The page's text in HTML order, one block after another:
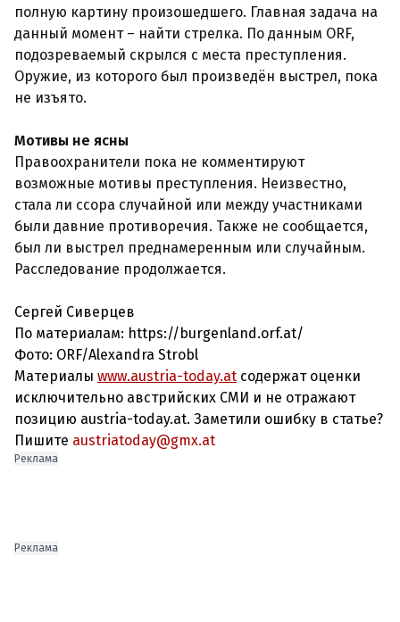
полную картину произошедшего. Главная задача на
данный момент – найти стрелка. По данным ORF,
подозреваемый скрылся с места преступления.
Оружие, из которого был произведён выстрел, пока
не изъято.
Мотивы не ясны
Правоохранители пока не комментируют
возможные мотивы преступления. Неизвестно,
стала ли ссора случайной или между участниками
были давние противоречия. Также не сообщается,
был ли выстрел преднамеренным или случайным.
Расследование продолжается.
Сергей Сиверцев
По материалам: https://burgenland.orf.at/
Фото: ORF/Alexandra Strobl
Материалы www.austria-today.at содержат оценки
исключительно австрийских СМИ и не отражают
позицию austria-today.at. Заметили ошибку в статье?
Пишите austriatoday@gmx.at
Реклама
Реклама